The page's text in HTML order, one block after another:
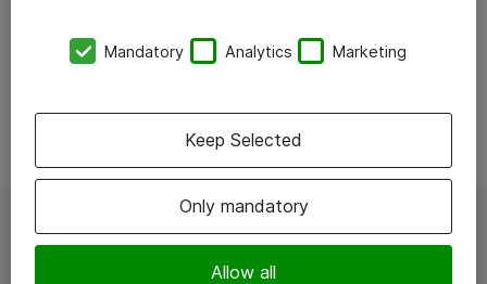
Med My Atea får du
Mandatory Analytics Marketing
Only mandatory
Allow all
Keep Selected